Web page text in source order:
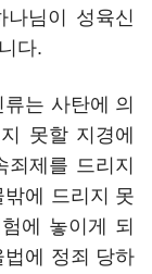
님이 성육신
다.
는 사탄에 의
못할 지경에
죄제를 드리지
에 드리지 못
에 놓이게 되
에 정죄 당하